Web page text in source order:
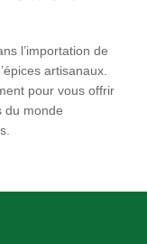
l’importation de
artisanaux.
pour vous offrir
du monde